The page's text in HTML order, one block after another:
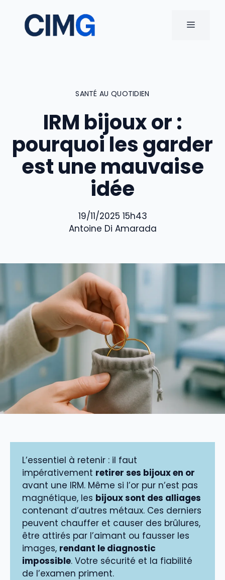
contenu
MENU
SANTÉ AU QUOTIDIEN
IRM bijoux or :
pourquoi les garder
est une mauvaise
idée
19/11/2025 15h43
Antoine Di Amarada
L’essentiel à retenir : il faut
impérativement retirer ses bijoux en or
avant une IRM. Même si l’or pur n’est pas
magnétique, les bijoux sont des alliages
contenant d’autres métaux. Ces derniers
peuvent chauffer et causer des brûlures,
être attirés par l’aimant ou fausser les
images, rendant le diagnostic
impossible. Votre sécurité et la fiabilité
de l’examen priment.